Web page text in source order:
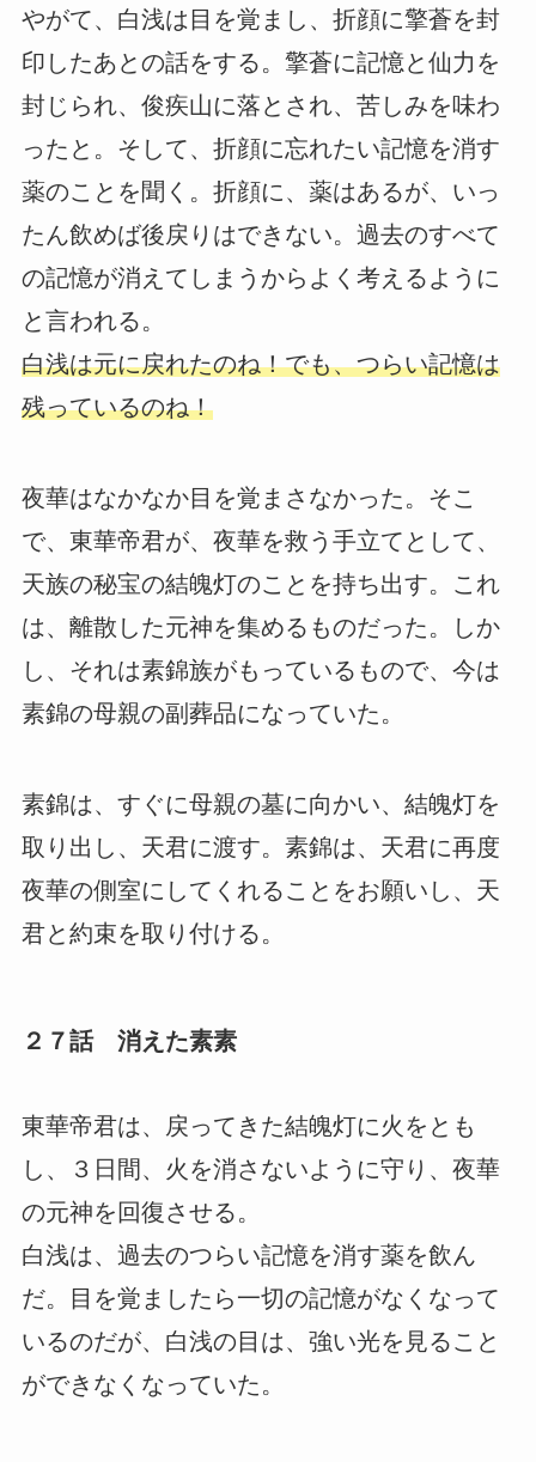
やがて、白浅は目を覚まし、折顔に擎蒼を封
印したあとの話をする。擎蒼に記憶と仙力を
封じられ、俊疾山に落とされ、苦しみを味わ
ったと。そして、折顔に忘れたい記憶を消す
薬のことを聞く。折顔に、薬はあるが、いっ
たん飲めば後戻りはできない。過去のすべて
の記憶が消えてしまうからよく考えるように
と言われる。
白浅は元に戻れたのね！でも、つらい記憶は
残っているのね！
夜華はなかなか目を覚まさなかった。そこ
で、東華帝君が、夜華を救う手立てとして、
天族の秘宝の結魄灯のことを持ち出す。これ
は、離散した元神を集めるものだった。しか
し、それは素錦族がもっているもので、今は
素錦の母親の副葬品になっていた。
素錦は、すぐに母親の墓に向かい、結魄灯を
取り出し、天君に渡す。素錦は、天君に再度
夜華の側室にしてくれることをお願いし、天
君と約束を取り付ける。
２７話 消えた素素
東華帝君は、戻ってきた結魄灯に火をとも
し、３日間、火を消さないように守り、夜華
の元神を回復させる。
白浅は、過去のつらい記憶を消す薬を飲ん
だ。目を覚ましたら一切の記憶がなくなって
いるのだが、白浅の目は、強い光を見ること
ができなくなっていた。